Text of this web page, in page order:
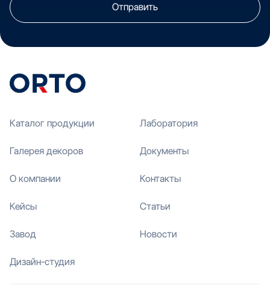
Отправить
Каталог продукции
Галерея декоров
О компании
Кейсы
Завод
Дизайн-студия
Лаборатория
Документы
Контакты
Статьи
Новости